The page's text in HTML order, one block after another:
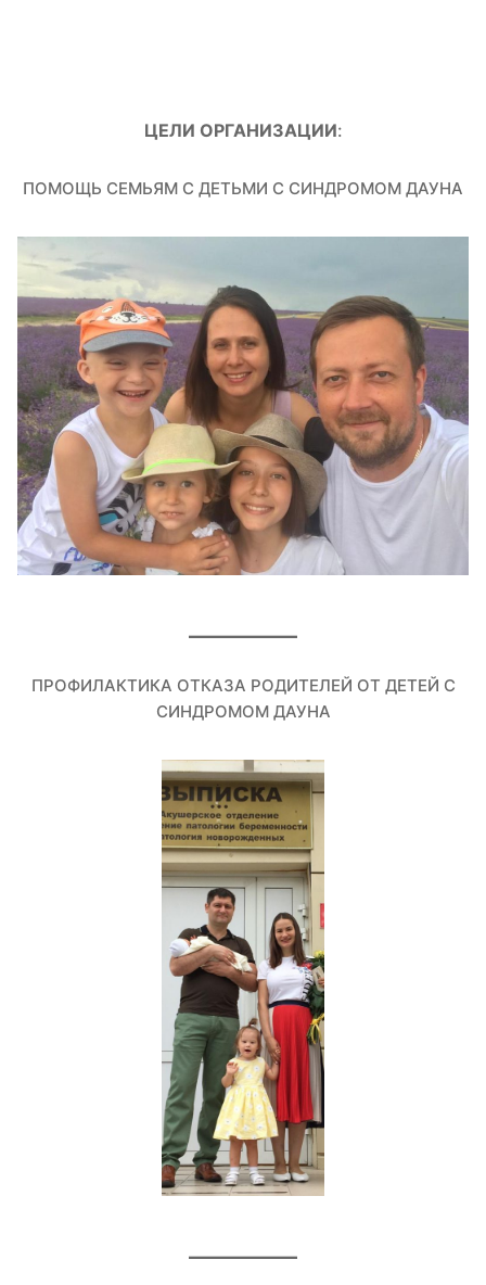
ЦЕЛИ ОРГАНИЗАЦИИ:
ПОМОЩЬ СЕМЬЯМ С ДЕТЬМИ С СИНДРОМОМ ДАУНА
ПРОФИЛАКТИКА ОТКАЗА РОДИТЕЛЕЙ ОТ ДЕТЕЙ С
СИНДРОМОМ ДАУНА